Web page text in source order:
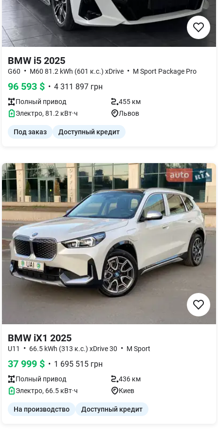
BMW i5 2025
G60 • M60 81.2 kWh (601 к.с.) xDrive • M Sport Package Pro
96 593 $ • 4 311 897 грн
Полный привод
455 км
Электро, 81.2 кВт·ч Львов
Под заказ Доступный кредит
BMW iX1 2025
U11 • 66.5 kWh (313 к.с.) xDrive 30 • M Sport
37 999 $ • 1 695 515 грн
Полный привод
436 км
Электро, 66.5 кВт·ч Киев
На производство Доступный кредит